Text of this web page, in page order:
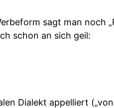
sagt man noch
schon an sich geil:
Dialekt appelliert